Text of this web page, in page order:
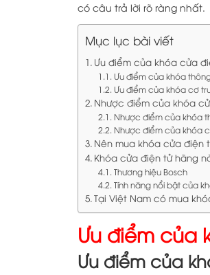
có câu trả lời rõ ràng nhất.
Mục lục bài viết
Ưu điểm của khóa cửa
Ưu điểm của khóa
Ưu điểm của khóa cơ
Nhược điểm của khóa
Nhược điểm của khóa
Nhược điểm của khóa
Nên mua khóa cửa điện
Khóa cửa điện tử hãng
Thương hiệu Bosch
Tính năng nổi bật của
Tại Việt Nam có mua
Ưu điểm của
Ưu điểm của